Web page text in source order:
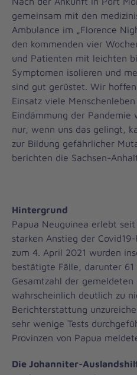
gemeinsam mit den
Ambulance im „Florence
den kommenden vier
und Patienten mit leichten
Symptomen isolieren und
sind gut gerüstet. Wir
Einsatz viele
Eindämmung der
nur, wenn uns das gelingt,
zur Bildung gefährlicher
berichten die Sachsen-
Hintergrund
Papua Neuguinea erlebt
starken Anstieg der
zum 4. April 2021 wurden
bestätigte Fälle, darunter
Gesamtzahl der gemeldeten
wahrscheinlich deutlich zu
Berichterstattung
sehr wenige Tests
Provinzen von Papua
Die Johanniter-